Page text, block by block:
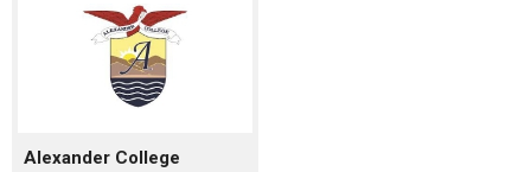
Alexander College